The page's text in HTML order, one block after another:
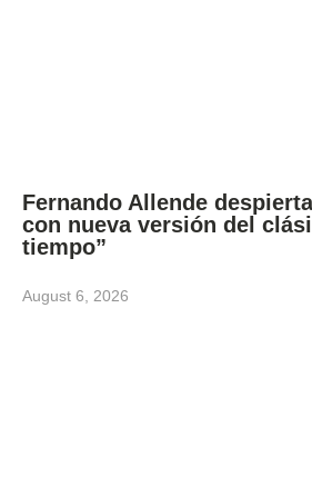
Fernando Allende
con nueva versión del
tiempo”
August 6, 2026